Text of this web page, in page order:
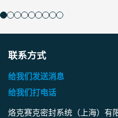
联系方式
给我们发送消息
给我们打电话
烙克赛克密封系统（上海）有